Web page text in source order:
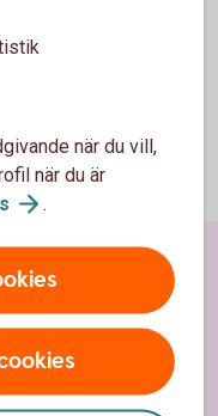
när du vill,
när du är
.